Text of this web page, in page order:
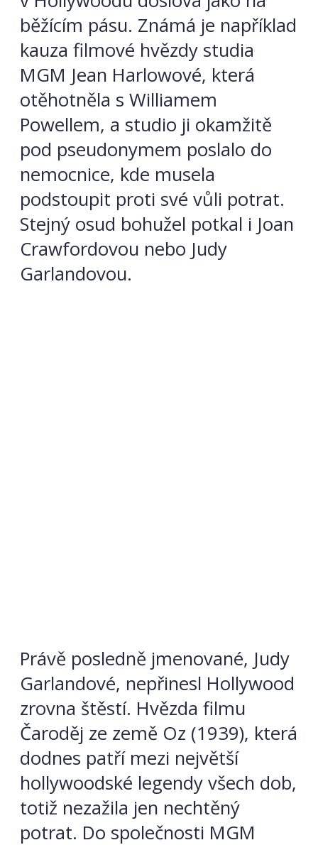
běžícím pásu. Známá je například
kauza filmové hvězdy studia
MGM Jean Harlowové, která
otěhotněla s Williamem
Powellem, a studio ji okamžitě
pod pseudonymem poslalo do
nemocnice, kde musela
podstoupit proti své vůli potrat.
Stejný osud bohužel potkal i Joan
Crawfordovou nebo Judy
Garlandovou.
Právě posledně jmenované, Judy
Garlandové, nepřinesl Hollywood
zrovna štěstí. Hvězda filmu
Čaroděj ze země Oz (1939), která
dodnes patří mezi největší
hollywoodské legendy všech dob,
totiž nezažila jen nechtěný
potrat. Do společnosti MGM